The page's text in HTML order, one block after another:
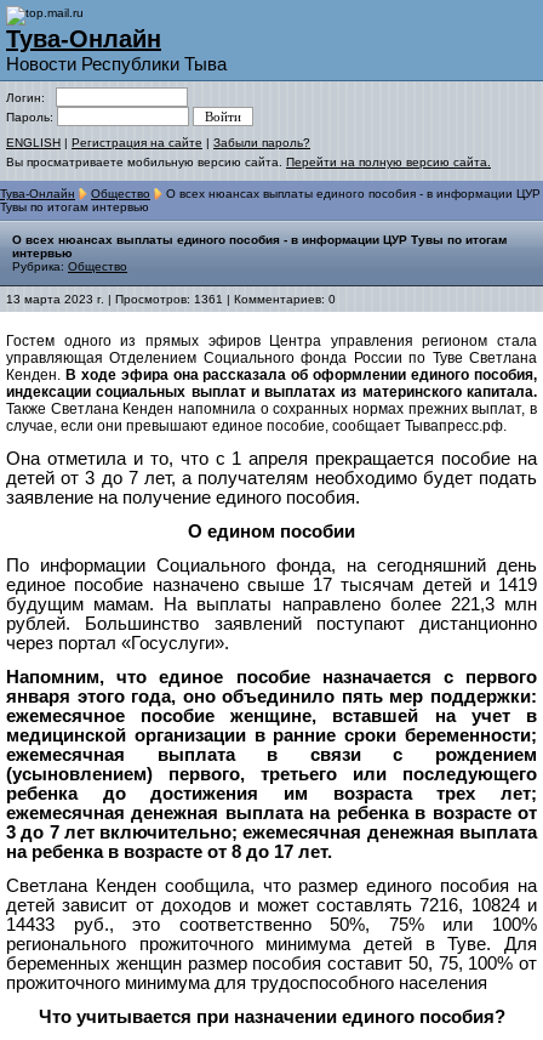
Тува-Онлайн
Новости Республики Тыва
Логин:
Пароль:
ENGLISH | Регистрация на сайте | Забыли пароль?
Вы просматриваете мобильную версию сайта. Перейти на полную версию сайта.
Тува-Онлайн Общество
О всех нюансах выплаты единого пособия - в информации ЦУР
Тувы по итогам интервью
О всех нюансах выплаты единого пособия - в информации ЦУР Тувы по итогам
интервью
Рубрика: Общество
13 марта 2023 г. | Просмотров: 1361 | Комментариев: 0
Гостем одного из прямых эфиров Центра управления регионом стала
управляющая Отделением Социального фонда России по Туве Светлана
Кенден. В ходе эфира она рассказала об оформлении единого пособия,
индексации социальных выплат и выплатах из материнского капитала.
Также Светлана Кенден напомнила о сохранных нормах прежних выплат, в
случае, если они превышают единое пособие, сообщает Тывапресс.рф.
Она отметила и то, что с 1 апреля прекращается пособие на
детей от 3 до 7 лет, а получателям необходимо будет подать
заявление на получение единого пособия.
О едином пособии
По информации Социального фонда, на сегодняшний день
единое пособие назначено свыше 17 тысячам детей и 1419
будущим мамам. На выплаты направлено более 221,3 млн
рублей. Большинство заявлений поступают дистанционно
через портал «Госуслуги».
Напомним, что единое пособие назначается с первого
января этого года, оно объединило пять мер поддержки:
ежемесячное пособие женщине, вставшей на учет в
медицинской организации в ранние сроки беременности;
ежемесячная выплата в связи с рождением
(усыновлением) первого, третьего или последующего
ребенка до достижения им возраста трех лет;
ежемесячная денежная выплата на ребенка в возрасте от
3 до 7 лет включительно; ежемесячная денежная выплата
на ребенка в возрасте от 8 до 17 лет.
Светлана Кенден сообщила, что размер единого пособия на
детей зависит от доходов и может составлять 7216, 10824 и
14433 руб., это соответственно 50%, 75% или 100%
регионального прожиточного минимума детей в Туве. Для
беременных женщин размер пособия составит 50, 75, 100% от
прожиточного минимума для трудоспособного населения
Что учитывается при назначении единого пособия?